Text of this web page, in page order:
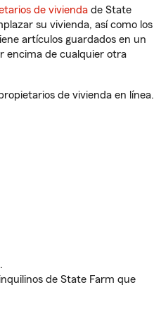
de vivienda de State
su vivienda, así como los
artículos guardados en un
encima de cualquier otra
de vivienda en línea.
de State Farm que